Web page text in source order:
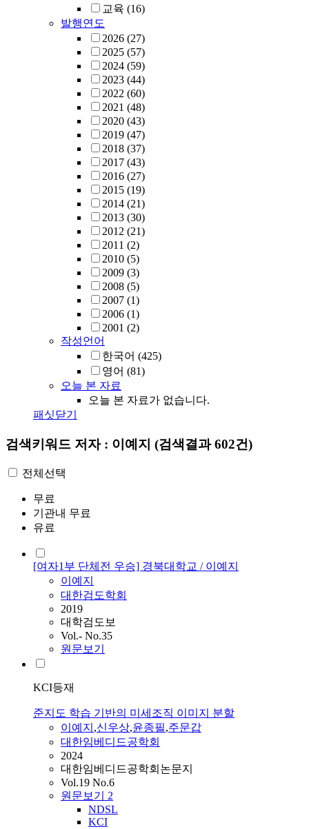
교육 (16)
발행연도
2026 (27)
2025 (57)
2024 (59)
2023 (44)
2022 (60)
2021 (48)
2020 (43)
2019 (47)
2018 (37)
2017 (43)
2016 (27)
2015 (19)
2014 (21)
2013 (30)
2012 (21)
2011 (2)
2010 (5)
2009 (3)
2008 (5)
2007 (1)
2006 (1)
2001 (2)
작성언어
한국어 (425)
영어 (81)
오늘 본 자료
오늘 본 자료가 없습니다.
패싯닫기
검색키워드 저자 : 이예지 (검색결과 602건)
전체선택
무료
기관내 무료
유료
[여자1부 단체전 우승] 경북대학교 / 이예지
이예지
대한검도학회
2019
대학검도보
Vol.- No.35
원문보기
KCI등재
준지도 학습 기반의 미세조직 이미지 분할
이예지 ,신우상,윤종필,주문갑
대한임베디드공학회
2024
대한임베디드공학회논문지
Vol.19 No.6
원문보기 2
NDSL
KCI